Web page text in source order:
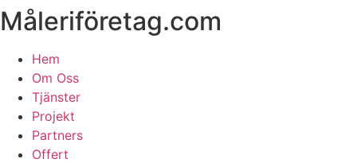
Skip
to
content
Måleriföretag.com
Hem
Om Oss
Tjänster
Projekt
Partners
Offert